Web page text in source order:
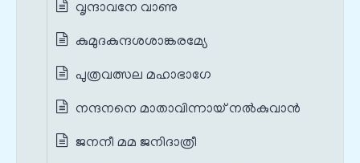
വൃന്ദാവനേ വാണു
കുമുദകുന്ദശശാങ്കരമ്യേ
പുത്രവത്സല മഹാഭാഗേ
നന്ദനനെ മാതാവിന്നായ് നൽകുവാൻ
ജനനീ മമ ജനിദാത്രീ